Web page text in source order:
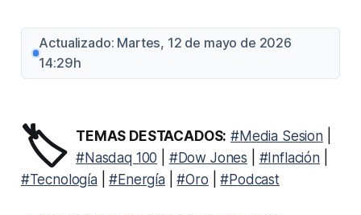
Actualizado: Martes, 12 de mayo de 2026
14:29h
🏷️ TEMAS DESTACADOS: #Media Sesion|
#Nasdaq 100
#Dow Jones #Inflación|
#Tecnología|#Energía|#Oro |#Podcast